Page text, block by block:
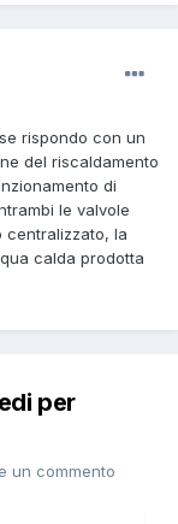
rispondo con un
del riscaldamento
di
le valvole
centralizzato, la
calda prodotta
per
un commento